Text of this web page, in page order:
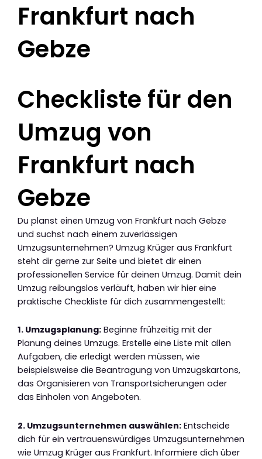
Frankfurt nach
Gebze
Checkliste für den
Umzug von
Frankfurt nach
Gebze
Du planst einen Umzug von Frankfurt nach Gebze
und suchst nach einem zuverlässigen
Umzugsunternehmen? Umzug Krüger aus Frankfurt
steht dir gerne zur Seite und bietet dir einen
professionellen Service für deinen Umzug. Damit dein
Umzug reibungslos verläuft, haben wir hier eine
praktische Checkliste für dich zusammengestellt:
1. Umzugsplanung: Beginne frühzeitig mit der
Planung deines Umzugs. Erstelle eine Liste mit allen
Aufgaben, die erledigt werden müssen, wie
beispielsweise die Beantragung von Umzugskartons,
das Organisieren von Transportsicherungen oder
das Einholen von Angeboten.
2. Umzugsunternehmen auswählen: Entscheide
dich für ein vertrauenswürdiges Umzugsunternehmen
wie Umzug Krüger aus Frankfurt. Informiere dich über